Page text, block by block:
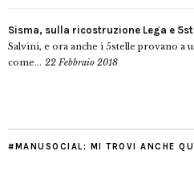
Sisma, sulla ricostruzione Lega e
Salvini, e ora anche i 5stelle provano a
come... 22 Febbraio 2018
#MANUSOCIAL: MI TROVI ANCHE QUI